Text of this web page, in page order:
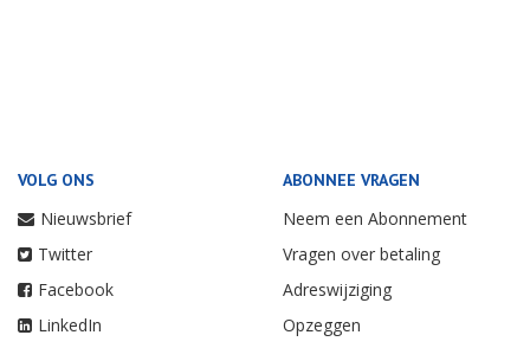
VOLG ONS
Nieuwsbrief
Twitter
Facebook
LinkedIn
ABONNEE VRAGEN
Neem een Abonnement
Vragen over betaling
Adreswijziging
Opzeggen